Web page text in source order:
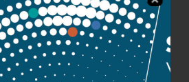
Sajtószoba
Adatvédelem
Impresszum